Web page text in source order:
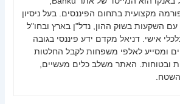
מקצועית בתחום הפיננסים. בעל ניסיון
עם השקעות בשוק ההון, נדל"ן בארץ ובחו"ל
אישי. דניאל מקדם ידע פיננסי בגובה
ומסייע לאלפי משפחות לקבל החלטות
ובטוחות. האתר משלב כלים מעשיים,